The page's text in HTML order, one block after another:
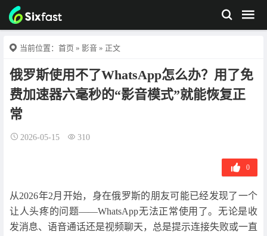
当前位置： 首页 » 影音 » 正文
俄罗斯使用不了WhatsApp怎么办？用了免
费加速器六毫秒的“影音模式”就能恢复正
常
2026-05-15 310
0
从2026年2月开始，身在俄罗斯的朋友可能已经发现了一个
让人头疼的问题——WhatsApp无法正常使用了。无论是收
发消息、语音通话还是视频聊天，总是提示连接失败或一直